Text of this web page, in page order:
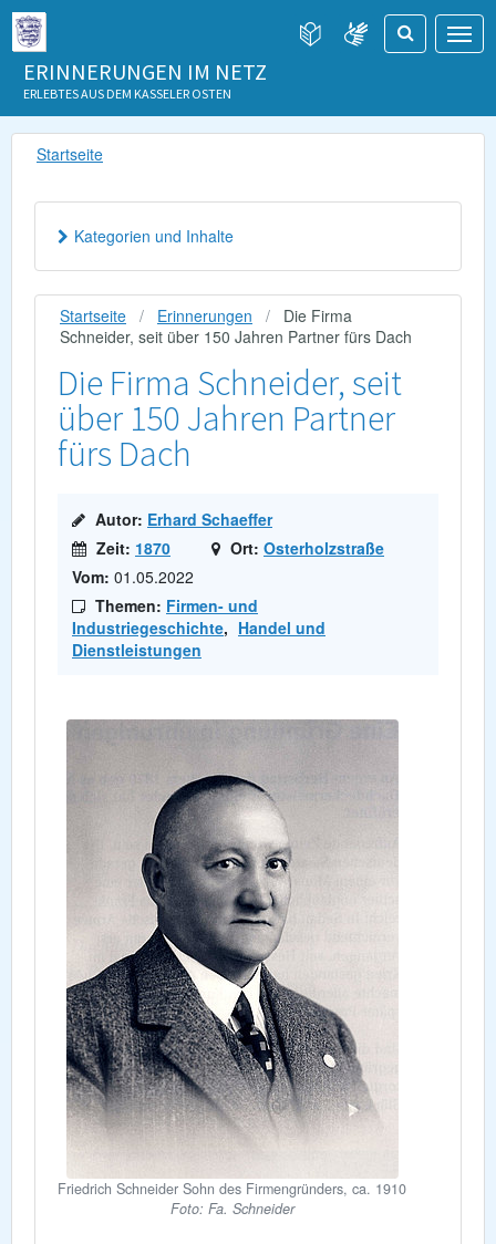
ERINNERUNGEN IM NETZ
ERLEBTES AUS DEM KASSELER OSTEN
Startseite
Startseite Erinnerungen
Die Firma
Schneider, seit über 150 Jahren Partner fürs Dach
Die Firma Schneider, seit
über 150 Jahren Partner
fürs Dach
Autor: Erhard Schaeffer
Zeit: 1870 Ort: Osterholzstraße
Vom: 01.05.2022
Themen: Firmen- und
Industriegeschichte, Handel und
Dienstleistungen
Friedrich Schneider Sohn des Firmengründers, ca. 1910
Foto: Fa. Schneider
Kategorien und Inhalte